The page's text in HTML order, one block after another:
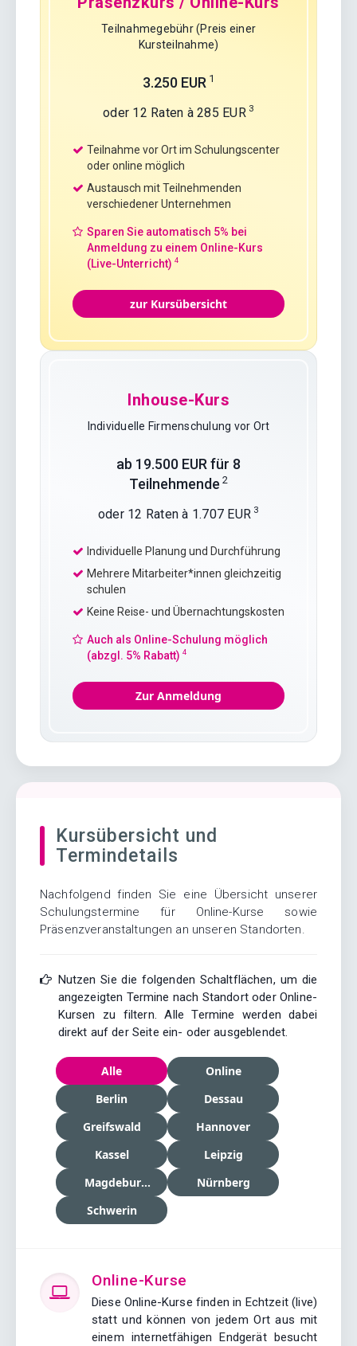
Teilnahmegebühr (Preis einer
Kursteilnahme)
3.250 EUR 1
oder 12 Raten à 285 EUR 3
Teilnahme vor Ort im Schulungscenter
oder online möglich
Austausch mit Teilnehmenden
verschiedener Unternehmen
Sparen Sie automatisch 5% bei
Anmeldung zu einem Online-Kurs
(Live-Unterricht) 4
zur Kursübersicht
Inhouse-Kurs
Individuelle Firmenschulung vor Ort
ab 19.500 EUR für 8
Teilnehmende 2
oder 12 Raten à 1.707 EUR 3
Individuelle Planung und Durchführung
Mehrere Mitarbeiter*innen gleichzeitig
schulen
Keine Reise- und Übernachtungskosten
Auch als Online-Schulung möglich
(abzgl. 5% Rabatt) 4
Zur Anmeldung
Kursübersicht und
Termindetails
Nachfolgend finden Sie eine Übersicht unserer
Schulungstermine für Online-Kurse sowie
Präsenzveranstaltungen an unseren Standorten.
Nutzen Sie die folgenden Schaltflächen, um die
angezeigten Termine nach Standort oder Online-
Kursen zu filtern. Alle Termine werden dabei
direkt auf der Seite ein- oder ausgeblendet.
Alle
Online
Berlin
Dessau
Greifswald
Hannover
Kassel
Leipzig
Magdeburg
Nürnberg
Schwerin
Online-Kurse
Diese Online-Kurse finden in Echtzeit (live)
statt und können von jedem Ort aus mit
einem internetfähigen Endgerät besucht